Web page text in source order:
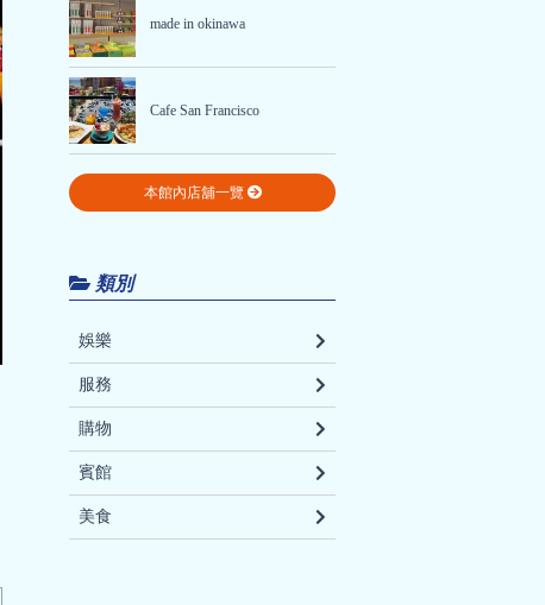
made in okinawa
Cafe San Francisco
本館內店舖一覽
類別
娛樂
服務
購物
賓館
美食